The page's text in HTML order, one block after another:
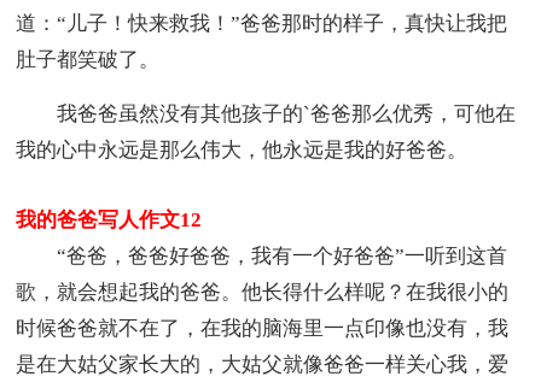
道：“儿子！快来救我！”爸爸那时的样子，真快让我把
肚子都笑破了。
我爸爸虽然没有其他孩子的`爸爸那么优秀，可他在
我的心中永远是那么伟大，他永远是我的好爸爸。
我的爸爸写人作文12
“爸爸，爸爸好爸爸，我有一个好爸爸”一听到这首
歌，就会想起我的爸爸。他长得什么样呢？在我很小的
时候爸爸就不在了，在我的脑海里一点印像也没有，我
是在大姑父家长大的，大姑父就像爸爸一样关心我，爱